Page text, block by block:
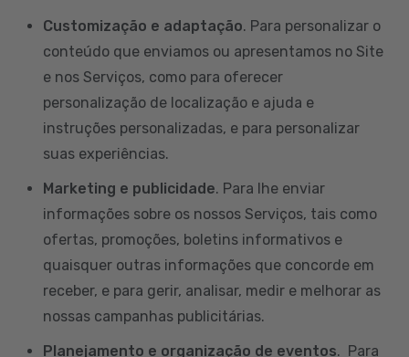
Customização e adaptação. Para personalizar o
conteúdo que enviamos ou apresentamos no Site
e nos Serviços, como para oferecer
personalização de localização e ajuda e
instruções personalizadas, e para personalizar
suas experiências.
Marketing e publicidade. Para lhe enviar
informações sobre os nossos Serviços, tais como
ofertas, promoções, boletins informativos e
quaisquer outras informações que concorde em
receber, e para gerir, analisar, medir e melhorar as
nossas campanhas publicitárias.
Planejamento e organização de eventos. Para